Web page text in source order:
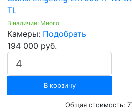
TL
В наличии: Много
Камеры: Подобрать
194 000 руб.
В корзину
Общая стоимость: